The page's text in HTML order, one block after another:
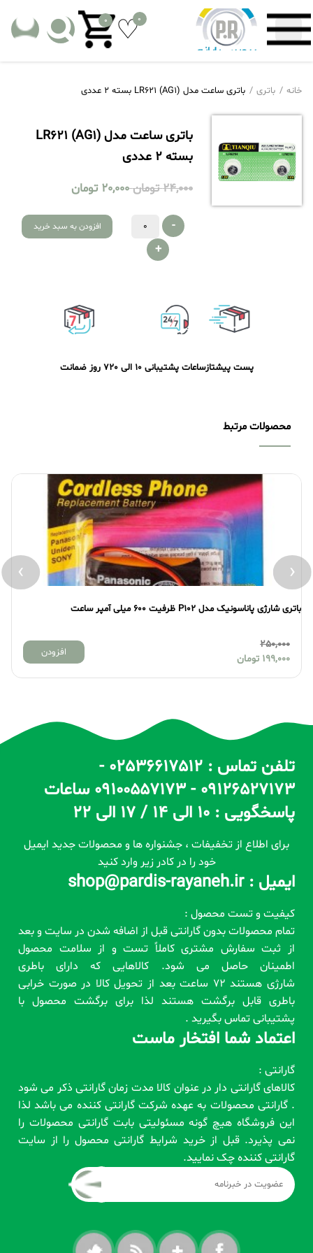
0
0
خانه باتری باتری ساعت مدل LR621 (AG1) بسته 2 عددی
باتری ساعت مدل LR621 (AG1)
بسته 2 عددی
24,000 تومان 20,000 تومان
-
+
افزودن به سبد خرید
پست پیشتازساعات پشتیبانی 10 الی 20 7 روز ضمانت
محصولات مرتبط
باتری شارژی پاناسونیک مدل P102 ظرفیت 600 میلی آمپر ساعت
250,000
199,000 تومان
افزودن
‹
›
تلفن تماس : 02536617512 -
09126527173 - 09100557173 ساعات
پاسخگویی : 10 الی 14 / 17 الی 22
برای اطلاع از تخفیفات ، جشنواره ها و محصولات جدید ایمیل
خود را در کادر زیر وارد کنید
ایمیل : shop@pardis-rayaneh.ir
کیفیت و تست محصول :
تمام محصولات بدون گارانتی قبل از اضافه شدن در سایت و بعد
از ثبت سفارش مشتری کاملاً تست و از سلامت محصول
اطمینان حاصل می شود. کالاهایی که دارای باطری
شارژی هستند 72 ساعت بعد از تحویل کالا در صورت خرابی
باطری قابل برگشت هستند لذا برای برگشت محصول با
پشتیبانی تماس بگیرید .
اعتماد شما افتخار ماست
گارانتی :
کالاهای گارانتی دار در عنوان کالا مدت زمان گارانتی ذکر می شود
. گارانتی محصولات به عهده شرکت گارانتی کننده می باشد لذا
این فروشگاه هیچ گونه مسئولیتی بابت گارانتی محصولات را
نمی پذیرد. قبل از خرید شرایط گارانتی محصول را از سایت
گارانتی کننده چک نمایید.